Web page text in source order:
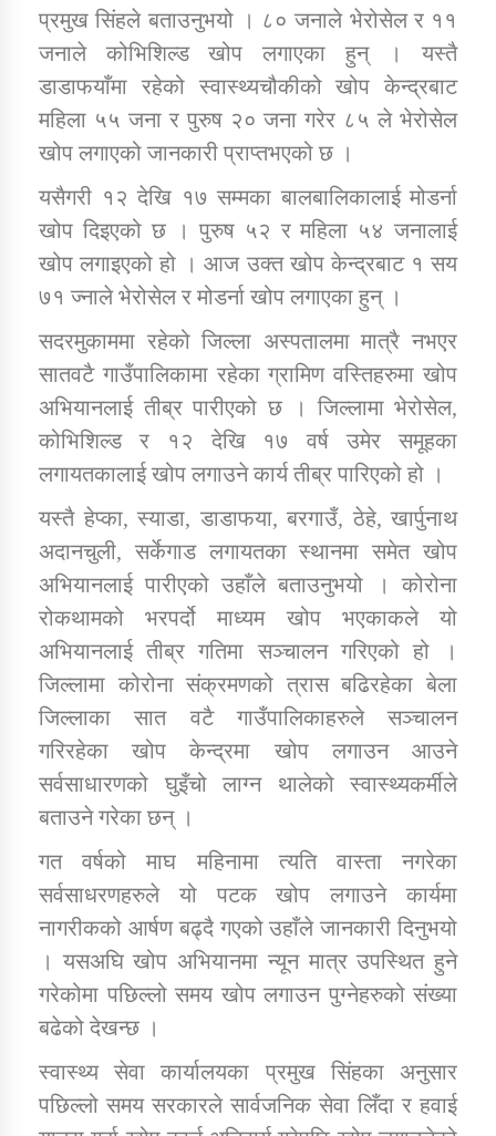
तातोपानी गाउँपालिका जुम्लाको सूचना
प्रमुख सिंहले बताउनुभयो । ८० जनाले भेरोसेल र ११
जनाले कोभिशिल्ड खोप लगाएका हुन् । यस्तै
डाडाफयाँमा रहेको स्वास्थ्यचौकीको खोप केन्द्रबाट
महिला ५५ जना र पुरुष २० जना गरेर ८५ ले भेरोसेल
खोप लगाएको जानकारी प्राप्तभएको छ ।
यसैगरी १२ देखि १७ सम्मका बालबालिकालाई मोडर्ना
खोप दिइएको छ । पुरुष ५२ र महिला ५४ जनालाई
खोप लगाइएको हो । आज उक्त खोप केन्द्रबाट १ सय
७१ ज्नाले भेरोसेल र मोडर्ना खोप लगाएका हुन् ।
सदरमुकाममा रहेको जिल्ला अस्पतालमा मात्रै नभएर
सातवटै गाउँपालिकामा रहेका ग्रामिण वस्तिहरुमा खोप
अभियानलाई तीब्र पारीएको छ । जिल्लामा भेरोसेल,
कोभिशिल्ड र १२ देखि १७ वर्ष उमेर समूहका
लगायतकालाई खोप लगाउने कार्य तीब्र पारिएको हो ।
यस्तै हेप्का, स्याडा, डाडाफया, बरगाउँ, ठेहे, खार्पुनाथ
अदानचुली, सर्केगाड लगायतका स्थानमा समेत खोप
अभियानलाई पारीएको उहाँले बताउनुभयो । कोरोना
रोकथामको भरपर्दो माध्यम खोप भएकाकले यो
अभियानलाई तीब्र गतिमा सञ्चालन गरिएको हो ।
जिल्लामा कोरोना संक्रमणको त्रास बढिरहेका बेला
जिल्लाका सात वटै गाउँपालिकाहरुले सञ्चालन
गरिरहेका खोप केन्द्रमा खोप लगाउन आउने
सर्वसाधारणको घुइँचो लाग्न थालेको स्वास्थ्यकर्मीले
बताउने गरेका छन् ।
गत वर्षको माघ महिनामा त्यति वास्ता नगरेका
सर्वसाधरणहरुले यो पटक खोप लगाउने कार्यमा
नागरीकको आर्षण बढ्दै गएको उहाँले जानकारी दिनुभयो
। यसअघि खोप अभियानमा न्यून मात्र उपस्थित हुने
गरेकोमा पछिल्लो समय खोप लगाउन पुग्नेहरुको संख्या
बढेको देखन्छ ।
स्वास्थ्य सेवा कार्यालयका प्रमुख सिंहका अनुसार
पछिल्लो समय सरकारले सार्वजनिक सेवा लिँदा र हवाई